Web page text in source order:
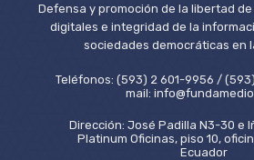
Defensa y promoción de la libertad
digitales e integridad de la
sociedades democráticas en
Teléfonos: (593) 2 601-9956 /
mail:
Dirección: José Padilla N3-30 e
Platinum Oficinas, piso 10,
Ecuador